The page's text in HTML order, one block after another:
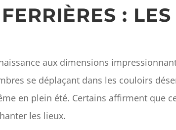
:
aux dimensions
se déplaçant dans les couloirs
en plein été. Certains affirment que
les lieux.